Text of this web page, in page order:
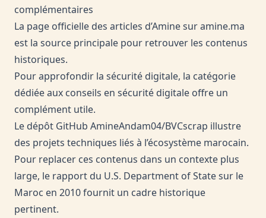
complémentaires
La page officielle des articles d’Amine suramine.ma
est la source principale pour retrouver les contenus
historiques.
Pour approfondir la sécurité digitale, la catégorie
dédiée aux conseils en sécurité digitale offre un
complément utile.
Le dépôt GitHub AmineAndam04/BVCscrap illustre
des projets techniques liés à l’écosystème marocain.
Pour replacer ces contenus dans un contexte plus
large, le rapport du U.S. Department of State sur le
Maroc en 2010fournit un cadre historique
pertinent.